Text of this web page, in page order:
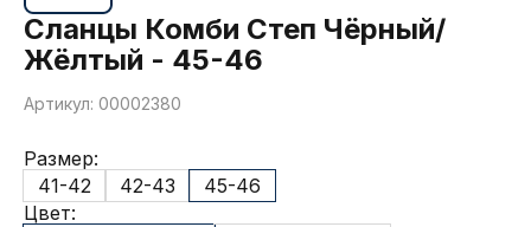
Сланцы Комби Степ Чёрный/
Жёлтый - 45-46
Артикул: 00002380
Размер:
41-42
42-43
45-46
Цвет: